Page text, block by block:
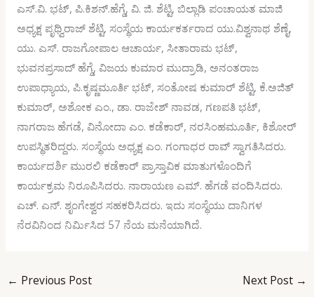
ಎಸ್.ವಿ. ಭಟ್, ಪಿ.ಕಿಶನ್.ಹೆಗ್ಡೆ, ವಿ. ಜಿ. ಶೆಟ್ಟಿ, ಬಿಲ್ಲಾಡಿ ಪಂಚಾಯತ ಮಾಜಿ
ಅಧ್ಯಕ್ಷ ಪೃಥ್ವಿರಾಜ್ ಶೆಟ್ಟಿ, ಸಂಸ್ಥೆಯ ಕಾರ್ಯಕರ್ತರಾದ ಯು.ವಿಶ್ವನಾಥ ಶೆಣೈ,
ಯು. ಎಸ್. ರಾಜಗೋಪಾಲ ಆಚಾರ್ಯ, ಸೀತಾರಾಮ ಭಟ್,
ಭುವನಪ್ರಸಾದ್ ಹೆಗ್ಡೆ, ವಿಜಯ ಕುಮಾರ ಮುದ್ರಾಡಿ, ಅನಂತರಾಜ
ಉಪಾಧ್ಯಾಯ, ಪಿ.ಕೃಷ್ಣಮೂರ್ತಿ ಭಟ್, ಸಂತೋಷ ಕುಮಾರ್ ಶೆಟ್ಟಿ, ಕೆ.ಅಜಿತ್
ಕುಮಾರ್, ಅಶೋಕ ಎಂ., ಡಾ. ರಾಜೇಶ್ ನಾವಡ, ಗಣಪತಿ ಭಟ್,
ನಾಗರಾಜ ಹೆಗಡೆ, ವಿನೋದಾ ಎಂ. ಕಡೆಕಾರ್, ನರಸಿಂಹಮೂರ್ತಿ, ಕಿಶೋರ್
ಉಪಸ್ಥಿತರಿದ್ದರು. ಸಂಸ್ಥೆಯ ಅಧ್ಯಕ್ಷ ಎಂ. ಗಂಗಾಧರ ರಾವ್ ಸ್ವಾಗತಿಸಿದರು.
ಕಾರ್ಯದರ್ಶಿ ಮುರಲಿ ಕಡೆಕಾರ್ ಪ್ರಾಸ್ತಾವಿಕ ಮಾತುಗಳೊಂದಿಗೆ
ಕಾರ್ಯಕ್ರಮ ನಿರೂಪಿಸಿದರು. ನಾರಾಯಣ ಎಮ್. ಹೆಗಡೆ ವಂದಿಸಿದರು.
ಎಚ್. ಎನ್. ಶೃಂಗೇಶ್ವರ ಸಹಕರಿಸಿದರು. ಇದು ಸಂಸ್ಥೆಯು ದಾನಿಗಳ
ನೆರವಿನಿಂದ ನಿರ್ಮಿಸಿದ 57 ನೆಯ ಮನೆಯಾಗಿದೆ.
← Previous Post Next Post →